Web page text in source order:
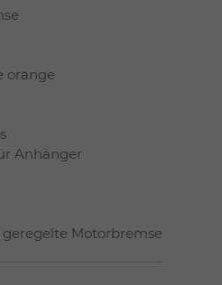
orange
Anhänger
Motorbremse